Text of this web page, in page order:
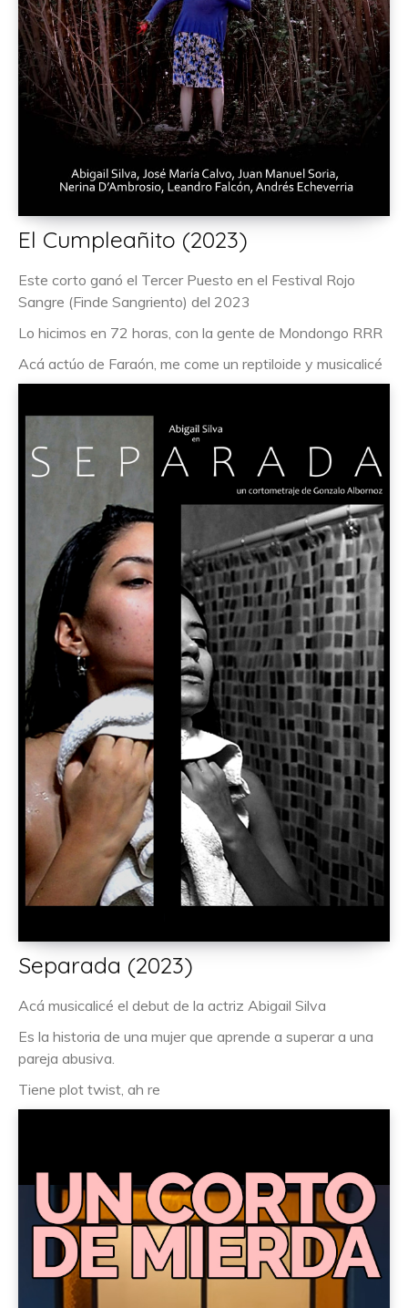
El Cumpleañito (2023)
Este corto ganó el Tercer Puesto en el Festival Rojo
Sangre (Finde Sangriento) del 2023
Lo hicimos en 72 horas, con la gente de Mondongo RRR
Acá actúo de Faraón, me come un reptiloide y musicalicé
Separada (2023)
Acá musicalicé el debut de la actriz Abigail Silva
Es la historia de una mujer que aprende a superar a una
pareja abusiva.
Tiene plot twist, ah re